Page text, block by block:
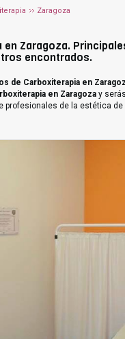
Zaragoza
en Zaragoza.
encontrados.
de Carboxiterapia en
en Zaragoza y
profesionales de la estética de